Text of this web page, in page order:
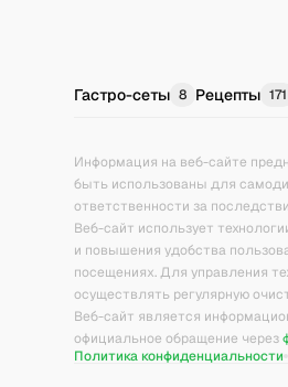
Гастро-сеты 8 Рецепты 171
Информация на веб-сайте
быть использованы для
ответственности за
Веб-сайт использует
и повышения удобства
посещениях. Для управления
осуществлять регулярную
Веб-сайт является
официальное обращение через
Политика конфиденциальности